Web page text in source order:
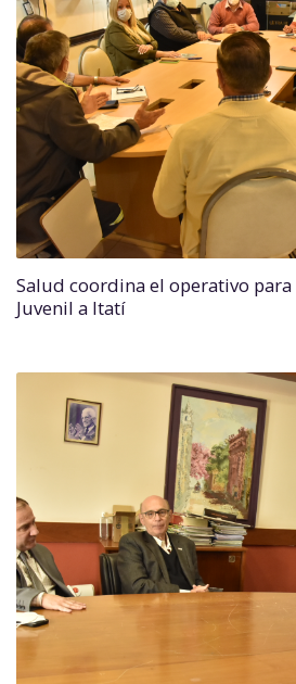
Salud coordina el operativo
Juvenil a Itatí